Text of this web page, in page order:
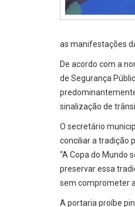
as manifestações
De acordo com a
de Segurança
sinalização de
O secretário
conciliar a tradição
“A Copa do Mundo
preservar essa
sem comprometer
A portaria proíbe